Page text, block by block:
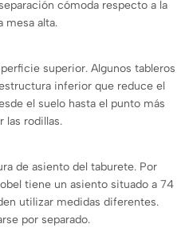
cómoda respecto a la
mesa alta.
superior. Algunos tableros
inferior que reduce el
el suelo hasta el punto más
las rodillas.
de asiento del taburete. Por
tiene un asiento situado a 74
utilizar medidas diferentes.
por separado.